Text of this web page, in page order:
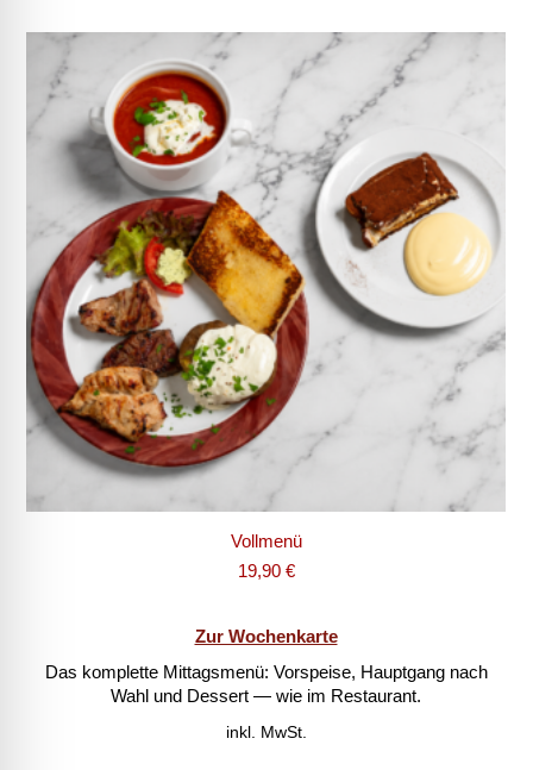
Vollmenü
19,90 €
Zur Wochenkarte
Das komplette Mittagsmenü: Vorspeise, Hauptgang nach
Wahl und Dessert — wie im Restaurant.
inkl. MwSt.